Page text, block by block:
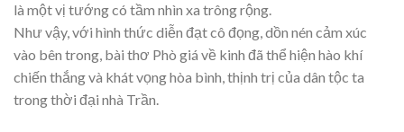
là một vị tướng có tầm nhìn xa trông rộng.
Như vậy, với hình thức diễn đạt cô đọng, dồn nén cảm xúc
vào bên trong, bài thơ Phò giá về kinh đã thể hiện hào khí
chiến thắng và khát vọng hòa bình, thịnh trị của dân tộc ta
trong thời đại nhà Trần.